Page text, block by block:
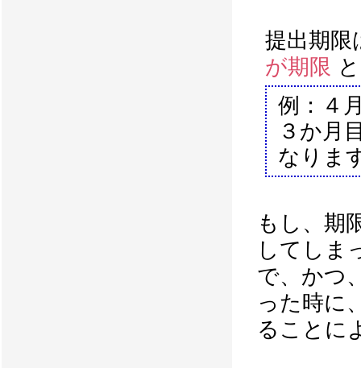
提出期限
が期限
例：４
３か月
なりま
もし、期
してしま
で、かつ
った時に
ることに